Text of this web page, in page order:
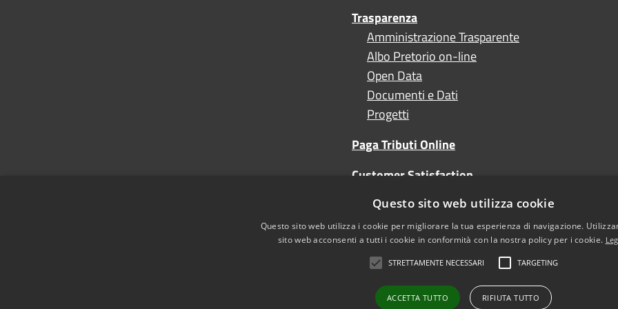
Trasparenza
Amministrazione Trasparente
Albo Pretorio on-line
Open Data
Documenti e Dati
Progetti
Paga Tributi Online
Customer Satisfaction
Turismo
Questo sito web utilizza cookie
Questo sito web utilizza i cookie per migliorare la tua esperienza di navigazione.
sito web acconsenti a tutti i cookie in conformità con la nostra policy per i cookie.
STRETTAMENTE NECESSARI TARGETING
ACCETTA TUTTO RIFIUTA TUTTO